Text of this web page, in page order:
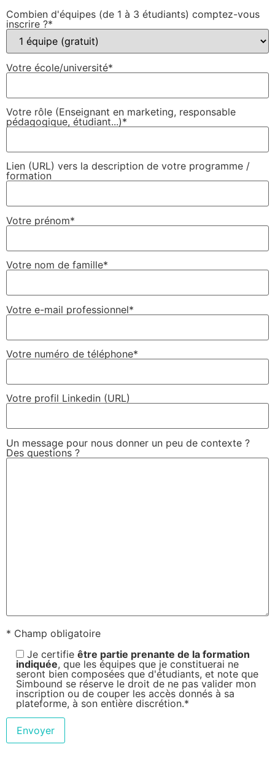
Combien d'équipes (de 1 à 3 étudiants) comptez-vous
inscrire ?*
Votre école/université*
Votre rôle (Enseignant en marketing, responsable
pédagogique, étudiant...)*
Lien (URL) vers la description de votre programme /
formation
Votre prénom*
Votre nom de famille*
Votre e-mail professionnel*
Votre numéro de téléphone*
Votre profil Linkedin (URL)
Un message pour nous donner un peu de contexte ?
Des questions ?
* Champ obligatoire
Je certifie être partie prenante de la formation
indiquée, que les équipes que je constituerai ne
seront bien composées que d'étudiants, et note que
Simbound se réserve le droit de ne pas valider mon
inscription ou de couper les accès donnés à sa
plateforme, à son entière discrétion.*